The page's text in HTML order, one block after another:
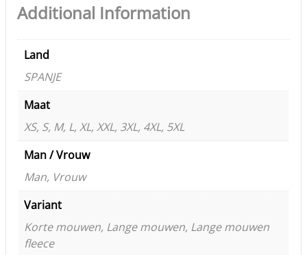
Additional Information
Land
SPANJE
Maat
XS, S, M, L, XL, XXL, 3XL, 4XL, 5XL
Man / Vrouw
Man, Vrouw
Variant
Korte mouwen, Lange mouwen, Lange mouwen
fleece